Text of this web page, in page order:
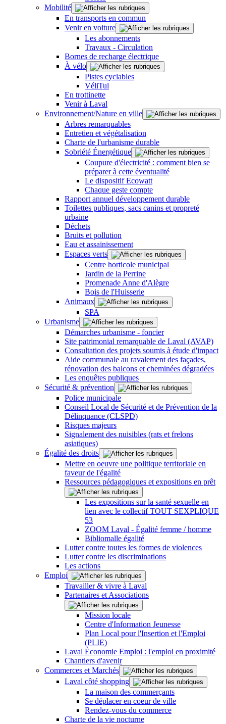
Mobilité
En transports en commun
Venir en voiture
Les abonnements
Travaux - Circulation
Bornes de recharge électrique
À vélo
Pistes cyclables
VéliTul
En trottinette
Venir à Laval
Environnement/Nature en ville
Arbres remarquables
Entretien et végétalisation
Charte de l'urbanisme durable
Sobriété Énergétique
Coupure d'électricité : comment bien se
préparer à cette éventualité
Le dispositif Ecowatt
Chaque geste compte
Rapport annuel développement durable
Toilettes publiques, sacs canins et propreté
urbaine
Déchets
Bruits et pollution
Eau et assainissement
Espaces verts
Centre horticole municipal
Jardin de la Perrine
Promenade Anne d'Alègre
Bois de l'Huisserie
Animaux
SPA
Urbanisme
Démarches urbanisme - foncier
Site patrimonial remarquable de Laval (AVAP)
Consultation des projets soumis à étude d'impact
Aide communale au ravalement des façades,
rénovation des balcons et cheminées dégradées
Les enquêtes publiques
Sécurité & prévention
Police municipale
Conseil Local de Sécurité et de Prévention de la
Délinquance (CLSPD)
Risques majeurs
Signalement des nuisibles (rats et frelons
asiatiques)
Égalité des droits
Mettre en oeuvre une politique territoriale en
faveur de l'égalité
Ressources pédagogiques et expositions en prêt
Les expositions sur la santé sexuelle en
lien avec le collectif TOUT SEXPLIQUE
53
ZOOM Laval - Égalité femme / homme
Bibliomalle égalité
Lutter contre toutes les formes de violences
Lutter contre les discriminations
Les actions
Emploi
Travailler & vivre à Laval
Partenaires et Associations
Mission locale
Centre d'Information Jeunesse
Plan Local pour l'Insertion et l'Emploi
(PLIE)
Laval Économie Emploi : l'emploi en proximité
Chantiers d'avenir
Commerces et Marchés
Laval côté shopping
La maison des commerçants
Se déplacer en coeur de ville
Rendez-vous du commerce
Charte de la vie nocturne